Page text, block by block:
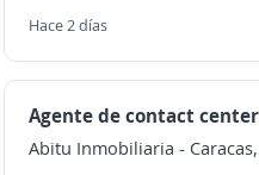
Hace 2 días
Agente de contact center
Abitu Inmobiliaria -